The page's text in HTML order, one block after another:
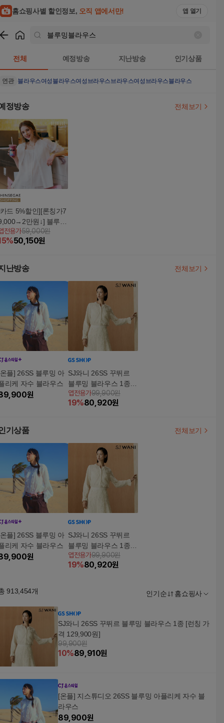
홈쇼핑사별 할인정보, 오직 앱에서만! 앱 열기
전체 예정방송 지난방송 인기상품
연관 블라우스여성블라우스여성브라우스브라우스여성브라우스블라우스
정방송 전체보기
드 5%할인][론칭가7
만원↓] 블루핏
일렛 블라우스 SET
전용가59,000원
%50,150원
난방송 전체보기
플] 26SS 블루밍 아
리케 자수 블라우스
원
SJ와니 26SS 꾸뛰르
블루밍 블라우스 1종
[런칭 가격 129,900원]
앱전용가99,900원
19%80,920원
기상품 전체보기
플] 26SS 블루밍 아
리케 자수 블라우스
원
SJ와니 26SS 꾸뛰르
블루밍 블라우스 1종
[런칭 가격 129,900원]
앱전용가99,900원
19%80,920원
913,454개 인기순 홈쇼핑사
SJ와니 26SS 꾸뛰르 블루밍 블라우스 1종 [런칭 가
격 129,900원]
99,900원
10%89,910원
[온플] 지스튜디오 26SS 블루밍 아플리케 자수 블
라우스
89,900원